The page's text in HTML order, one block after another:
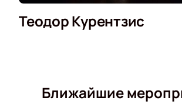
Теодор Курентзис
Ближайшие